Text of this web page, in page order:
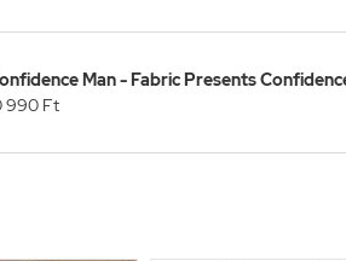
Man - Fabric Presents
990 Ft